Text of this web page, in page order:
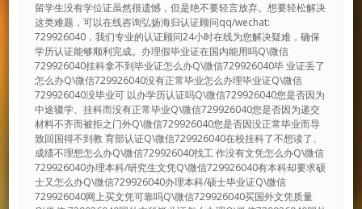
留学生没有学位证虽然很遗憾，但是绝不要轻言放弃。想要轻松解决
这类难题，可以在线咨询弘扬海归认证顾问qq/wechat:
729926040，我们专业的认证顾问24小时在线为您解决疑难，确保
学历认证能够顺利完成。办理假毕业证在国内能用吗Q\微信
729926040挂科拿不到毕业证怎么办Q\微信729926040毕 业证丢了
怎么办Q\微信729926040没有正常毕业怎么办理毕业证Q\微信
729926040没毕业可 以办学历认证吗Q\微信729926040您是否因为
中途辍学、挂科而没有正常毕业Q\微信729926040您是否因为递交
材料不齐而被拒之门外Q\微信729926040您是否因没正常毕业而导
致回国得不到教 育部认证Q\微信729926040在校挂科了不想读了、
成绩不理想怎么办Q\微信729926040找工 作没有文凭怎么办Q\微信
729926040办理本科/研究生文凭Q\微信729926040有本科却要求硕
士又怎么办Q\微信729926040办理本科/硕士毕业证Q\微信
729926040网上买文凭可靠吗Q\微信729926040买国外文凭质量